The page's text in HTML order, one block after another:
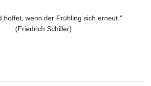
hoffet, wenn der Frühling sich erneut."
Schiller)